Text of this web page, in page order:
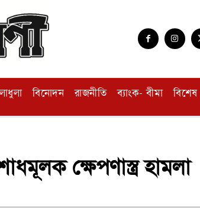
বিনোদন রাজনীতি ব্যাংক- বীমা বিশেষ
ক্ষেপণাস্ত্র হামলা